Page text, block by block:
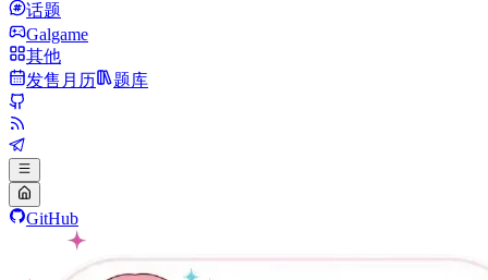
话题
Galgame
其他
发售月历
题库
GitHub